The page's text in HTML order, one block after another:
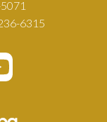
6315